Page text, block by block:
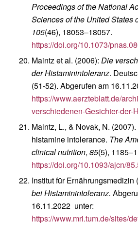
Proceedings of the National
Sciences of the United States
105(46), 18053–18057.
https://doi.org/10.1073/
Maintz et al. (2006): Die
der Histaminintoleranz.
(51-52). Abgerufen am
https://www.aerzteblatt.de/
verschiedenen-Gesichter-der-
Maintz, L., & Novak, N.
histamine intolerance. The
clinical nutrition, 85(5),
https://doi.org/10.1093/ajcn/
Institut für Ernährungsmedizin
bei Histaminintoleranz.
16.11.2022 unter:
https://www.mri.tum.de/sites/